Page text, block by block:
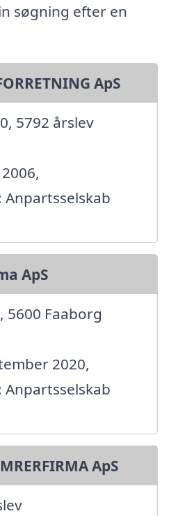
søgning efter en
ApS
5792 årslev
ApS
5600 Faaborg
2020,
ApS